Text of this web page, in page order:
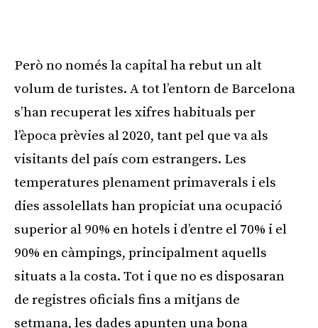
Però no només la capital ha rebut un alt
volum de turistes. A tot l’entorn de Barcelona
s’han recuperat les xifres habituals per
l’època prèvies al 2020, tant pel que va als
visitants del país com estrangers. Les
temperatures plenament primaverals i els
dies assolellats han propiciat una ocupació
superior al 90% en hotels i d’entre el 70% i el
90% en càmpings, principalment aquells
situats a la costa. Tot i que no es disposaran
de registres oficials fins a mitjans de
setmana, les dades apunten una bona